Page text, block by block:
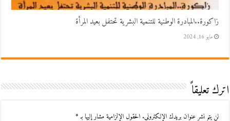
زاكورة..المبادرة الوطنية للتنمية البشرية تحتفل بعيد المرأة
مايو 16, 2024
اترك تعليقاً
لن يتم نشر عنوان بريدك الإلكتروني. الحقول الإلزامية مشار إليها بـ*